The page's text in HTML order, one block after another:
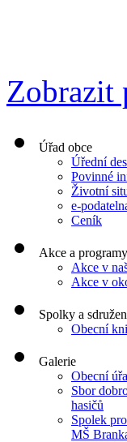
Zobrazit
Úřad obce
Úřední
Povinné
Životní
e-
Ceník
Akce a programy
Akce v
Akce v
Spolky a
Obecní
Galerie
Obecní
Sbor
hasičů
Spolek
MŠ